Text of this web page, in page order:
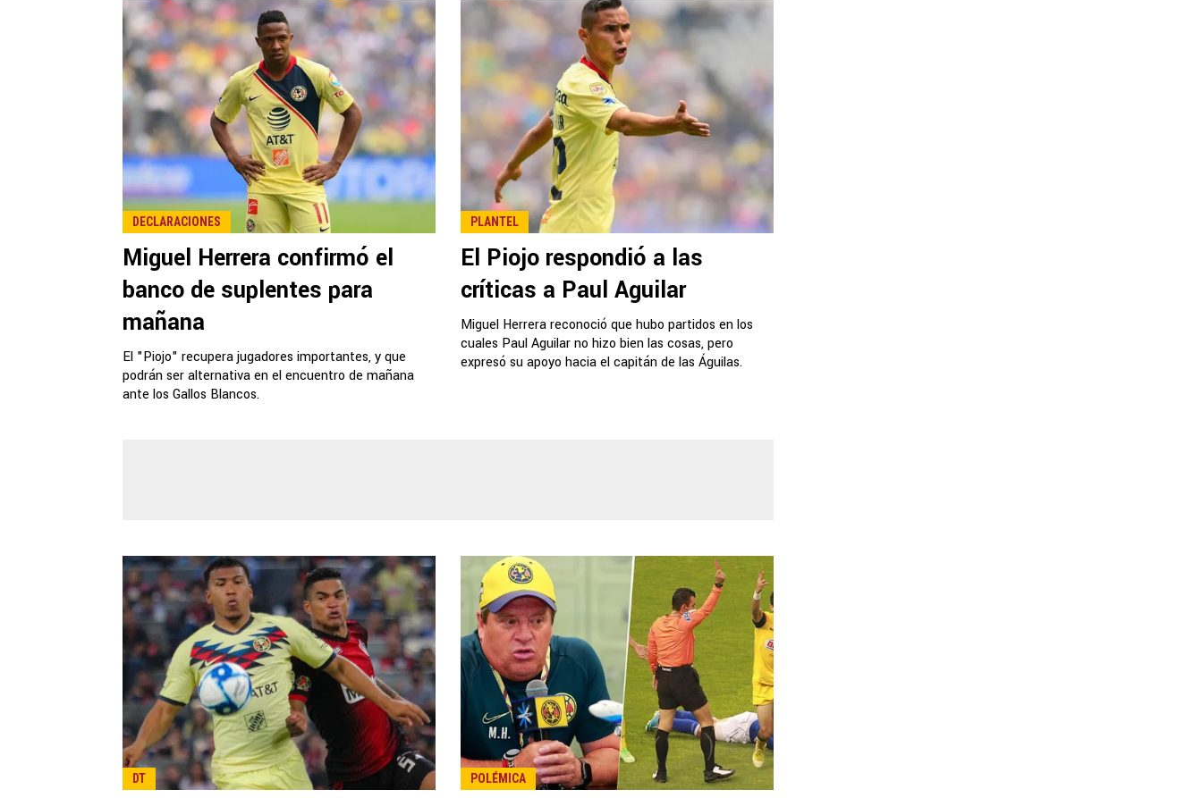
DECLARACIONES
Miguel Herrera confirmó el
banco de suplentes para
mañana
El "Piojo" recupera jugadores importantes, y que
podrán ser alternativa en el encuentro de mañana
ante los Gallos Blancos.
PLANTEL
El Piojo respondió a las
críticas a Paul Aguilar
Miguel Herrera reconoció que hubo partidos en los
cuales Paul Aguilar no hizo bien las cosas, pero
expresó su apoyo hacia el capitán de las Águilas.
DT POLÉMICA